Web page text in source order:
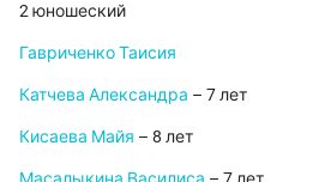
2 юношеский
Гавриченко Таисия
Катчева Александра – 7 лет
Кисаева Майя – 8 лет